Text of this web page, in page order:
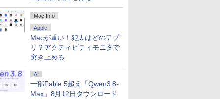
Mac Info
Apple
Macが重い！犯人はどのアプ
リ？アクティビティモニタで
突き止める
AI
一部Fable 5超え「Qwen3.8-
Max」8月12日ダウンロード